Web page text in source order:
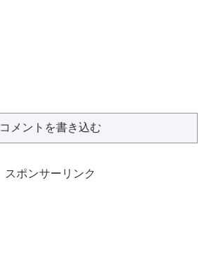
コメントを書き込む
スポンサーリンク